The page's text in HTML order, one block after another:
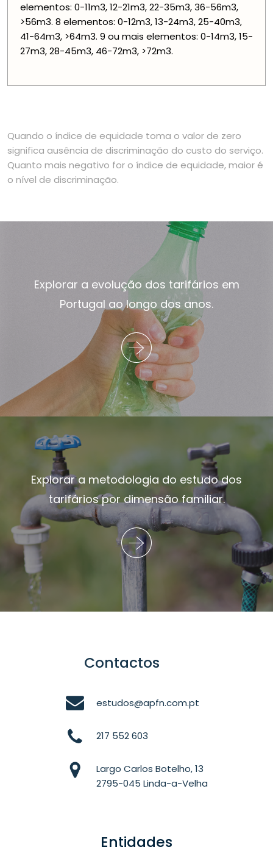
elementos: 0-11m3, 12-21m3, 22-35m3, 36-56m3,
>56m3. 8 elementos: 0-12m3, 13-24m3, 25-40m3,
41-64m3, >64m3. 9 ou mais elementos: 0-14m3, 15-
27m3, 28-45m3, 46-72m3, >72m3.
Quando o índice de equidade toma o valor de zero
significa ausência de discriminação do custo do serviço.
Quanto mais negativo for o índice de equidade, maior é
o nível de discriminação.
Explorar a evolução dos tarifários em
Portugal ao longo dos anos.
Explorar a metodologia do estudo dos
tarifários por dimensão familiar.
Contactos
estudos@apfn.com.pt
217 552 603
Largo Carlos Botelho, 13
2795-045 Linda-a-Velha
Entidades